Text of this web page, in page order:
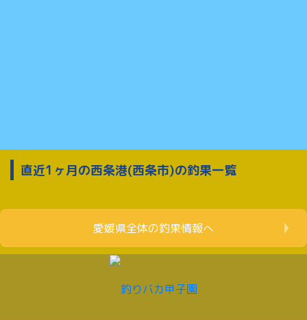
直近1ヶ月の西条港(西条市)の釣果一覧
愛媛県全体の釣果情報へ